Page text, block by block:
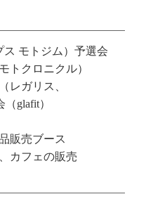
ス モトジム）予選会
トクロニクル）
レガリス、
glafit）
販売ブース
カフェの販売